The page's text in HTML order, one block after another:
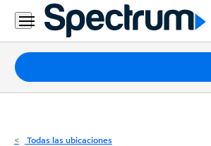
Residencial
Business
Paquetes
Internet
Todas las ubicaciones